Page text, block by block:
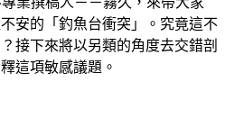
安的「釣魚台衝突」。究竟這不
接下來將以另類的角度去交錯剖
這項敏感議題。